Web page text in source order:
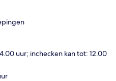
uur; inchecken kan tot: 12.00